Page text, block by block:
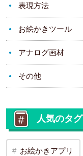
表現方法
お絵かきツール
アナログ画材
その他
人気のタグ
お絵かきアプリ